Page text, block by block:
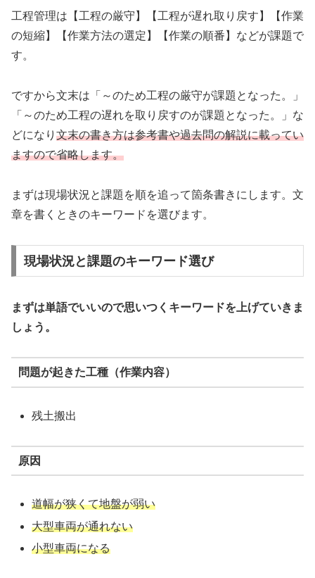
工程管理は【工程の厳守】【工程が遅れ取り戻す】【作業
の短縮】【作業方法の選定】【作業の順番】などが課題で
す。
ですから文末は「～のため工程の厳守が課題となった。」
「～のため工程の遅れを取り戻すのが課題となった。」な
どになり 文末の書き方は参考書や過去問の解説に載ってい
ますので省略します。
まずは現場状況と課題を順を追って箇条書きにします。文
章を書くときのキーワードを選びます。
現場状況と課題のキーワード選び
まずは単語でいいので思いつくキーワードを上げていきま
しょう。
問題が起きた工種（作業内容）
残土搬出
原因
道幅が狭くて地盤が弱い
大型車両が通れない
小型車両になる